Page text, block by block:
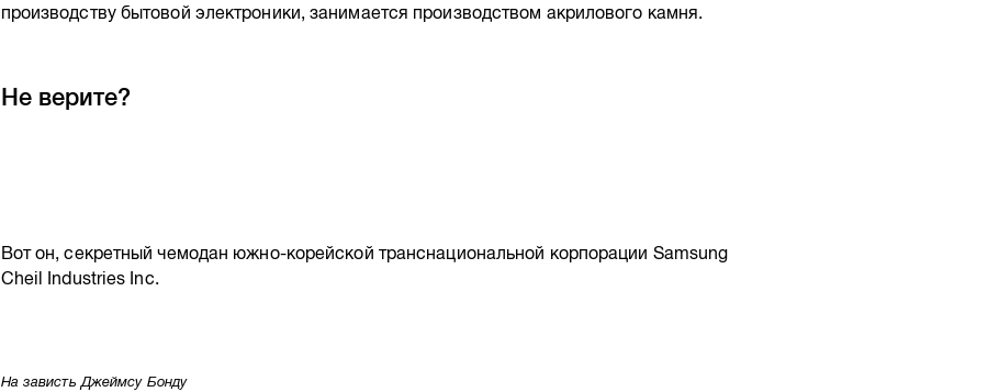
производству бытовой электроники, занимается производством акрилового камня.
Не верите?
Вот он, секретный чемодан южно-корейской транснациональной корпорации Samsung
Cheil Industries Inc.
На зависть Джеймсу Бонду